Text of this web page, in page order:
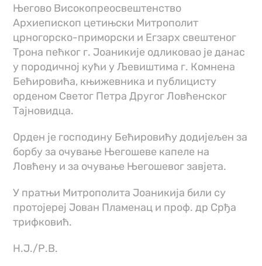
Његово Високопреосвештенство
Архиепископ цетињски Митрополит
црногорско-приморски и Егзарх свештеног
Трона пећког г. Јоаникије одликовао је данас
у породичној кући у Љевиштима г. Комнена
Бећировића, књижевника и публицисту
орденом Светог Петра Другог Ловћенског
Тајновидца.
Орден је господину Бећировићу додијељен за
борбу за очување Његошеве капеле на
Ловћену и за очување Његошевог завјета.
У пратњи Митрополита Јоаникија били су
протојереј Јован Пламенац и проф. др Срђа
трифковић.
Н.Ј./Р.В.